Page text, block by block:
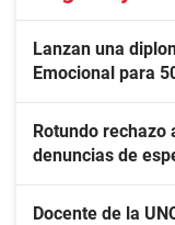
Lanzan una
Emocional para
Rotundo rechazo
denuncias de
Docente de la